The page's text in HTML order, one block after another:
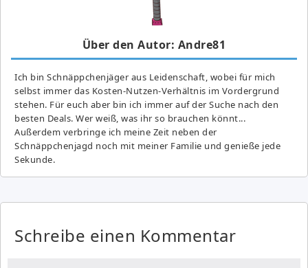
Über den Autor: Andre81
Ich bin Schnäppchenjäger aus Leidenschaft, wobei für mich
selbst immer das Kosten-Nutzen-Verhältnis im Vordergrund
stehen. Für euch aber bin ich immer auf der Suche nach den
besten Deals. Wer weiß, was ihr so brauchen könnt...
Außerdem verbringe ich meine Zeit neben der
Schnäppchenjagd noch mit meiner Familie und genieße jede
Sekunde.
Schreibe einen Kommentar